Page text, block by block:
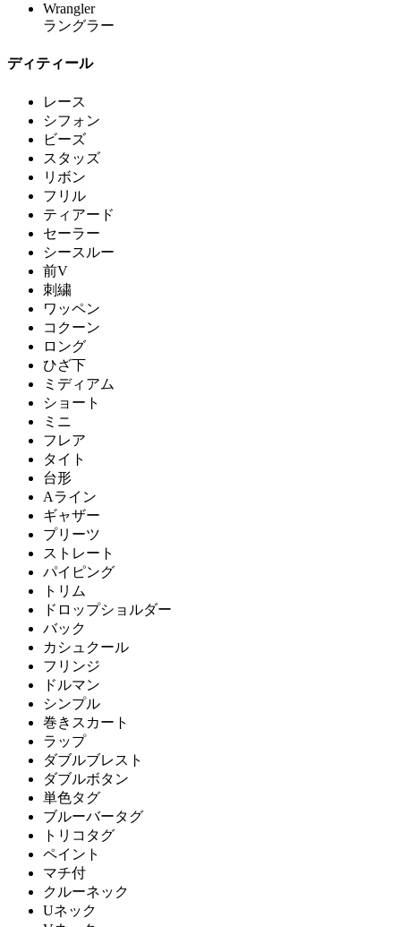
Wrangler
ラングラー
ディティール
レース
シフォン
ビーズ
スタッズ
リボン
フリル
ティアード
セーラー
シースルー
前V
刺繍
ワッペン
コクーン
ロング
ひざ下
ミディアム
ショート
ミニ
フレア
タイト
台形
Aライン
ギャザー
プリーツ
ストレート
パイピング
トリム
ドロップショルダー
バック
カシュクール
フリンジ
ドルマン
シンプル
巻きスカート
ラップ
ダブルブレスト
ダブルボタン
単色タグ
ブルーバータグ
トリコタグ
ペイント
マチ付
クルーネック
Uネック